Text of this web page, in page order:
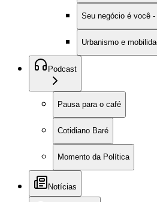
Seu negócio é você
Urbanismo e
Podcast
Pausa para o café
Cotidiano Baré
Momento da Política
Notícias